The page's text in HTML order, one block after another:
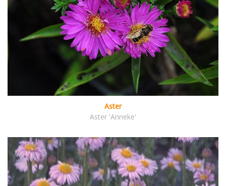
Aster
Aster 'Anneke'